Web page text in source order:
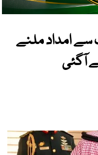
سے امداد ملنے
آگئی